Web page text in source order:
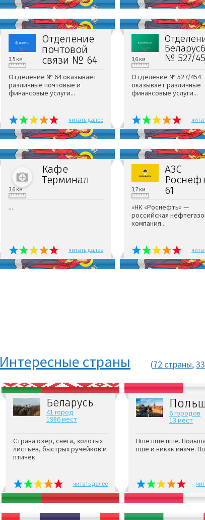
Отделение
почтовой
связи № 64
3,5 км
Отделение № 64 оказывает
различные почтовые и
финансовые услуги...
читать далее
№ 527/
3,6 км
Отделение № 527/454
оказывает различные
финансовые услуги...
Кафе
Терминал
3,6 км
...
читать далее
АЗС
61
3,7 км
«НК «Роснефть» —
российская
компания...
Интересные страны (72 страны,
Беларусь
41 город
1986 мест
Страна озёр, снега, золотых
листьев, быстрых ручейков и
птичек.
читать далее
6 городов
13 мест
Пше пше пше.
пше и никак иначе.